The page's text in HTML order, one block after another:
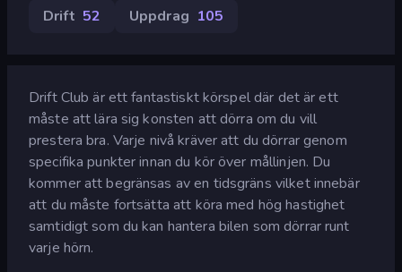
Drift 52 Uppdrag 105
Drift Club är ett fantastiskt körspel där det är ett
måste att lära sig konsten att dörra om du vill
prestera bra. Varje nivå kräver att du dörrar genom
specifika punkter innan du kör över mållinjen. Du
kommer att begränsas av en tidsgräns vilket innebär
att du måste fortsätta att köra med hög hastighet
samtidigt som du kan hantera bilen som dörrar runt
varje hörn.